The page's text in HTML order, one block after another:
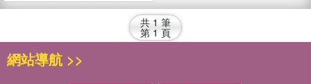
共 1 筆
第 1 頁
網站導航 >>